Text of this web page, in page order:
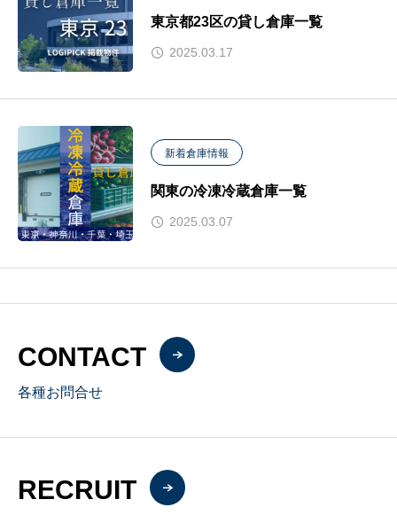
東京都23区の貸し倉庫一覧
2025.03.17
新着倉庫情報
関東の冷凍冷蔵倉庫一覧
2025.03.07
CONTACT
各種お問合せ
RECRUIT